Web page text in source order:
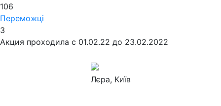
106
Переможці
3
Акция проходила с 01.02.22 до 23.02.2022
Лєра, Київ